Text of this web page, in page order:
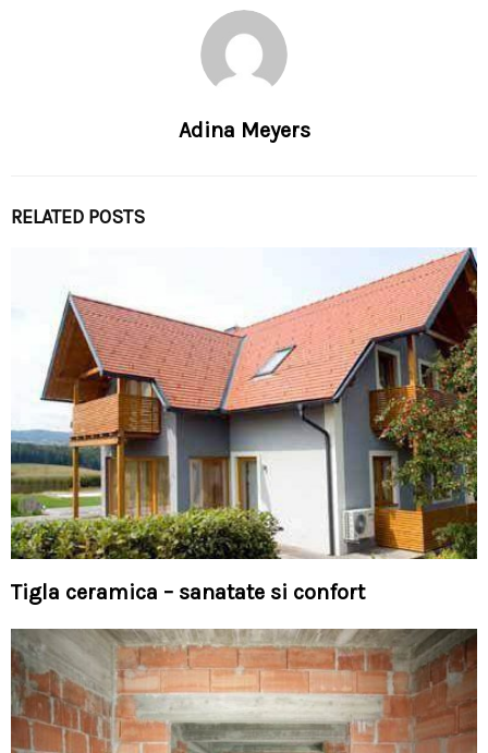
Adina Meyers
RELATED POSTS
Tigla ceramica – sanatate si confort